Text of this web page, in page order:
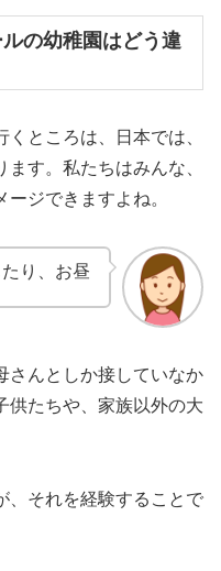
の幼稚園はどう違
ところは、日本では、
す。私たちはみんな、
ジできますよね。
り、お昼
さんとしか接していなか
供たちや、家族以外の大
、それを経験することで